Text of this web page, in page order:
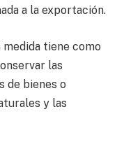
a la exportación.
medida tiene como
las
de bienes o
y las